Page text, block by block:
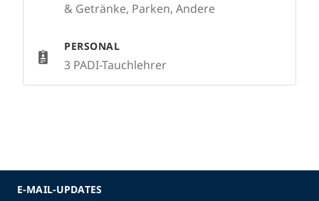
& Getränke, Parken, Andere
PERSONAL
3 PADI-Tauchlehrer
E-MAIL-UPDATES